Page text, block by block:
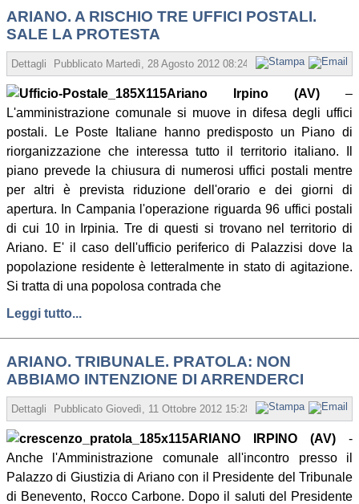
ARIANO. A RISCHIO TRE UFFICI POSTALI.
SALE LA PROTESTA
Dettagli Pubblicato Martedì, 28 Agosto 2012 08:24 Scritto da Redazione
Ariano Irpino (AV) –
L'amministrazione comunale si muove in difesa degli uffici
postali. Le Poste Italiane hanno predisposto un Piano di
riorganizzazione che interessa tutto il territorio italiano. Il
piano prevede la chiusura di numerosi uffici postali mentre
per altri è prevista riduzione dell'orario e dei giorni di
apertura. In Campania l'operazione riguarda 96 uffici postali
di cui 10 in Irpinia. Tre di questi si trovano nel territorio di
Ariano. E' il caso dell'ufficio periferico di Palazzisi dove la
popolazione residente è letteralmente in stato di agitazione.
Si tratta di una popolosa contrada che
Leggi tutto...
ARIANO. TRIBUNALE. PRATOLA: NON
ABBIAMO INTENZIONE DI ARRENDERCI
Dettagli Pubblicato Giovedì, 11 Ottobre 2012 15:28 Scritto da Redazione
ARIANO IRPINO (AV) -
Anche l'Amministrazione comunale all'incontro presso il
Palazzo di Giustizia di Ariano con il Presidente del Tribunale
di Benevento, Rocco Carbone. Dopo il saluti del Presidente